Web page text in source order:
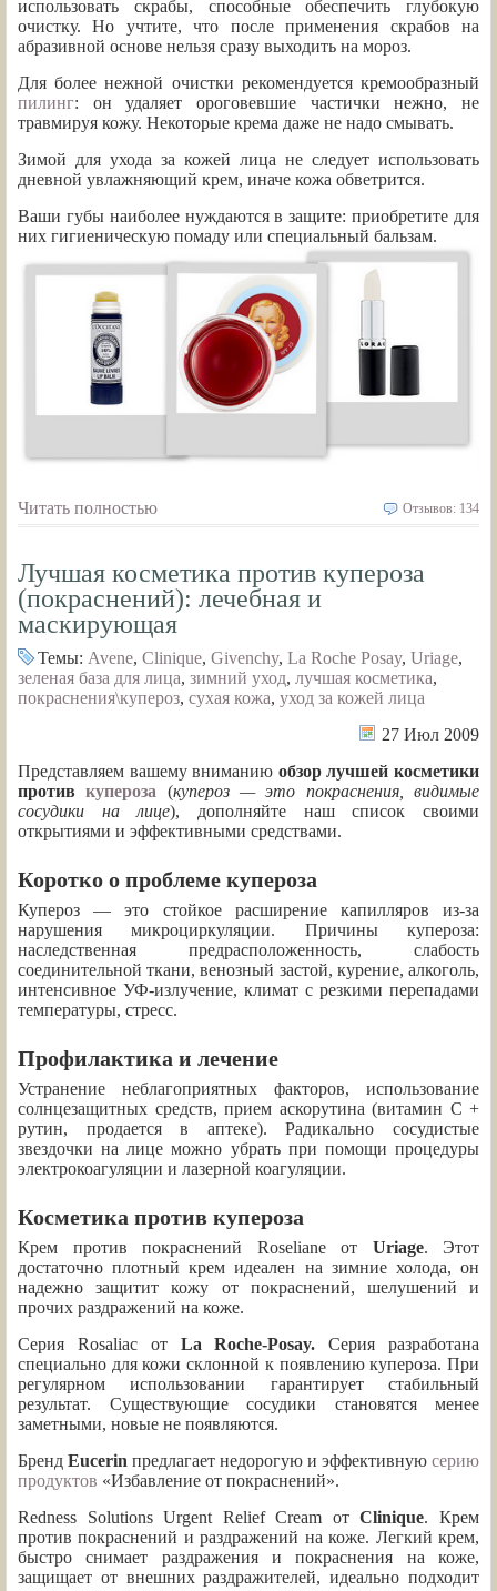
использовать скрабы, способные обеспечить глубокую
очистку. Но учтите, что после применения скрабов на
абразивной основе нельзя сразу выходить на мороз.
Для более нежной очистки рекомендуется кремообразный
пилинг: он удаляет ороговевшие частички нежно, не
травмируя кожу. Некоторые крема даже не надо смывать.
Зимой для ухода за кожей лица не следует использовать
дневной увлажняющий крем, иначе кожа обветрится.
Ваши губы наиболее нуждаются в защите: приобретите для
них гигиеническую помаду или специальный бальзам.
Читать полностью Отзывов: 134
Лучшая косметика против купероза
(покраснений): лечебная и
маскирующая
Темы: Avene, Clinique, Givenchy, La Roche Posay, Uriage,
зеленая база для лица, зимний уход, лучшая косметика,
покраснения\купероз, сухая кожа, уход за кожей лица
27 Июл 2009
Представляем вашему вниманию обзор лучшей косметики
противкупероза (купероз — это покраснения, видимые
сосудики на лице), дополняйте наш список своими
открытиями и эффективными средствами.
Коротко о проблеме купероза
Купероз — это стойкое расширение капилляров из-за
нарушения микроциркуляции. Причины купероза:
наследственная предрасположенность, слабость
соединительной ткани, венозный застой, курение, алкоголь,
интенсивное УФ-излучение, климат с резкими перепадами
температуры, стресс.
Профилактика и лечение
Устранение неблагоприятных факторов, использование
солнцезащитных средств, прием аскорутина (витамин С +
рутин, продается в аптеке). Радикально сосудистые
звездочки на лице можно убрать при помощи процедуры
электрокоагуляции и лазерной коагуляции.
Косметика против купероза
Крем против покраснений Roseliane от Uriage. Этот
достаточно плотный крем идеален на зимние холода, он
надежно защитит кожу от покраснений, шелушений и
прочих раздражений на коже.
Серия Rosaliac от La Roche-Posay. Серия разработана
специально для кожи склонной к появлению купероза. При
регулярном использовании гарантирует стабильный
результат. Существующие сосудики становятся менее
заметными, новые не появляются.
Бренд Eucerin предлагает недорогую и эффективную серию
продуктов «Избавление от покраснений».
Redness Solutions Urgent Relief Cream отClinique. Крем
против покраснений и раздражений на коже. Легкий крем,
быстро снимает раздражения и покраснения на коже,
защищает от внешних раздражителей, идеально подходит